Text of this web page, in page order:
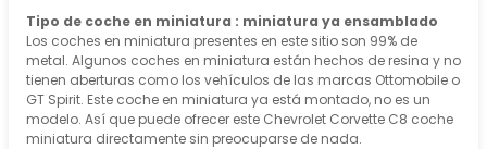
Tipo de coche en miniatura : miniatura ya ensamblado
Los coches en miniatura presentes en este sitio son 99% de
metal. Algunos coches en miniatura están hechos de resina y no
tienen aberturas como los vehículos de las marcas Ottomobile o
GT Spirit. Este coche en miniatura ya está montado, no es un
modelo. Así que puede ofrecer este Chevrolet Corvette C8 coche
miniatura directamente sin preocuparse de nada.